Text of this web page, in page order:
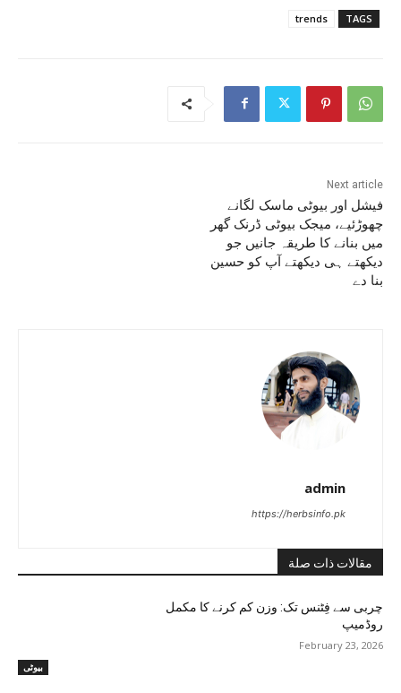
TAGS
trends
Next article
فیشل اور بیوٹی ماسک لگانے
چھوڑئیے، میجک بیوٹی ڈرنک گھر
میں بنانے کا طریقہ جانیں جو
دیکھتے ہی دیکھتے آپ کو حسین
بنا دے
admin
https://herbsinfo.pk
مقالات ذات صلة
بیوٹی
چربی سے فِٹنس تک: وزن کم کرنے کا مکمل
روڈمیپ
February 23, 2026